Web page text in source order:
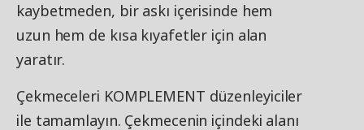
kaybetmeden, bir askı içerisinde hem
uzun hem de kısa kıyafetler için alan
yaratır.
Çekmeceleri KOMPLEMENT düzenleyiciler
ile tamamlayın. Çekmecenin içindeki alanı